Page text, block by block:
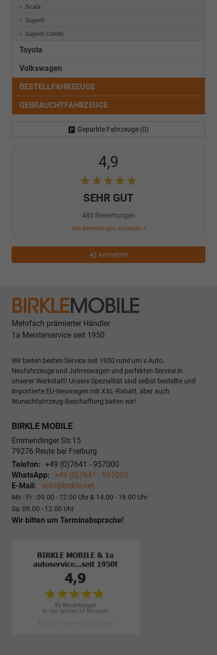
Scala
Superb
Superb Combi
Toyota
Volkswagen
BESTELLFAHRZEUGE
GEBRAUCHTFAHRZEUGE
Geparkte Fahrzeuge (0)
4,9
SEHR GUT
480 Bewertungen
Alle Bewertungen anzeigen >
Anmelden
Mehrfach prämierter Händler
1a Meisterservice seit 1950
Wir bieten besten Service seit 1950 rund um`s Auto.
Neufahrzeuge und Jahreswagen und perfekten Service in
unserer Werkstatt! Unsere Spezialität sind selbst bestellte und
importierte EU-Neuwagen mit XXL-Rabatt, aber auch
Wunschfahrzeug-Beschaffung bieten wir!
BIRKLE MOBILE
Emmendinger Str.15
79276 Reute bei Freiburg
Telefon: +49 (0)7641 - 957000
WhatsApp: +49 (0)7641 - 957000
E-Mail:
info@birkle.net
Mo - Fr : 09.00 - 12.00 Uhr & 14.00 - 18.00 Uhr
Sa: 09.00 - 12.00 Uhr
Wir bitten um Terminabsprache!